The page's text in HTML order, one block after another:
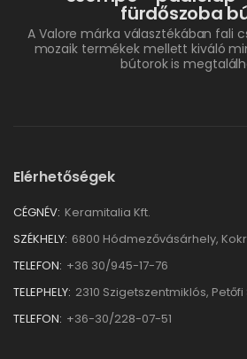
fürdőszoba
A Valore márka választékában fali
mozaik termékek mellett kiváló
bútorok is
Elérhetőségek
CÉGNÉV: Keramitalia Kft.
SZÉKHELY: 6800 Hódmezővásárhely,
TELEFON: +36 30/945-17-76
TELEPHELY: 2310 Szigetszentmiklós, Petőfi
TELEFON: +36-30/228-07-51